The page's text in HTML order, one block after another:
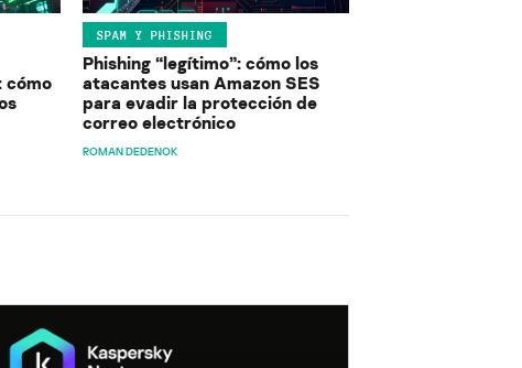
cómo
SPAM Y PHISHING
Phishing “legítimo”: cómo los
atacantes usan Amazon SES
para evadir la protección de
correo electrónico
ROMAN DEDENOK